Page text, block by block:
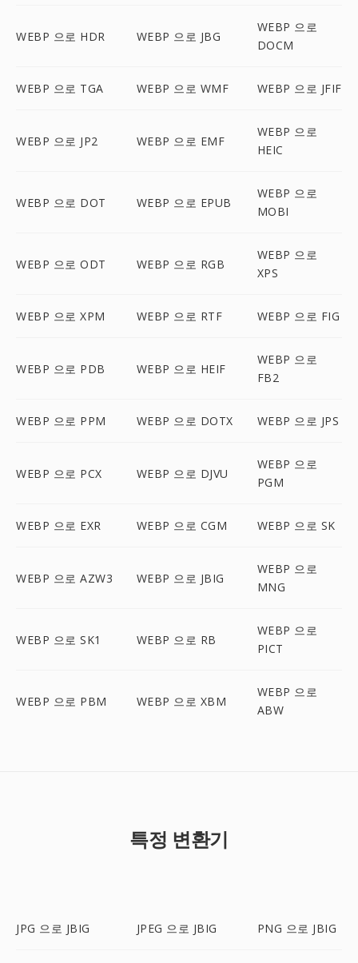
WEBP 으로 HDR WEBP 으로 JBG
WEBP 으로
DOCM
WEBP 으로 TGA WEBP 으로 WMF WEBP 으로 JFIF
WEBP 으로 JP2 WEBP 으로 EMF
WEBP 으로
HEIC
WEBP 으로 DOT WEBP 으로 EPUB
WEBP 으로
MOBI
WEBP 으로 ODT WEBP 으로 RGB
WEBP 으로
XPS
WEBP 으로 XPM WEBP 으로 RTF WEBP 으로 FIG
WEBP 으로 PDB WEBP 으로 HEIF
WEBP 으로
FB2
WEBP 으로 PPM WEBP 으로 DOTX WEBP 으로 JPS
WEBP 으로 PCX WEBP 으로 DJVU
WEBP 으로
PGM
WEBP 으로 EXR WEBP 으로 CGM WEBP 으로 SK
WEBP 으로 AZW3 WEBP 으로 JBIG
WEBP 으로
MNG
WEBP 으로 SK1 WEBP 으로 RB
WEBP 으로
PICT
WEBP 으로 PBM WEBP 으로 XBM
WEBP 으로
ABW
특정 변환기
JPG 으로 JBIG JPEG 으로 JBIG PNG 으로 JBIG